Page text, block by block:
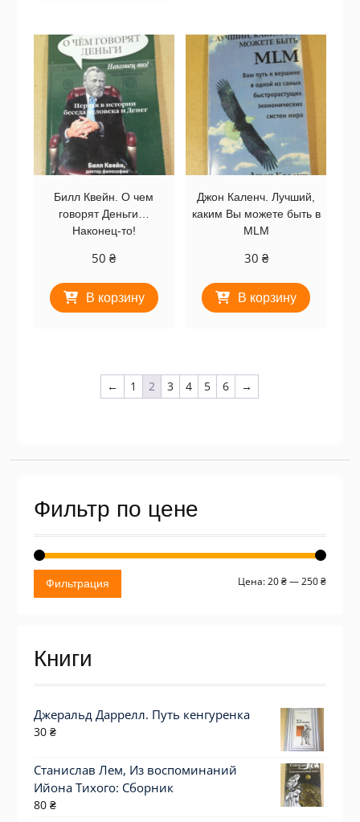
Билл Квейн. О чем
говорят Деньги…
Наконец-то!
50₴
В корзину
Джон Каленч. Лучший,
каким Вы можете быть в
MLM
30 ₴
В корзину
← 1 2 3 4 5 6 →
Фильтр по цене
Фильтрация Цена:20 ₴—250 ₴
Книги
Джеральд Даррелл. Путь кенгуренка
30 ₴
Станислав Лем, Из воспоминаний
Ийона Тихого: Сборник
80 ₴